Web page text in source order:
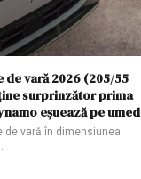
de vară 2026 (205/55
surprinzător prima
eșuează pe umed
de vară în dimensiunea